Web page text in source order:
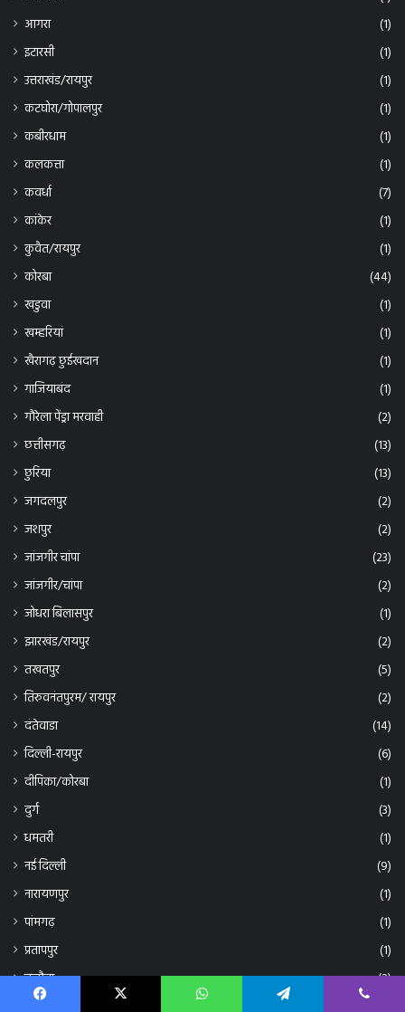
आगरा
(1)
इटारसी
(1)
उत्तराखंड/रायपुर
(1)
कटघोरा/गोपालपुर
(1)
कबीरधाम
(1)
कलकत्ता
(1)
कवर्धा
(7)
कांकेर
(1)
कुवैत/रायपुर
(1)
कोरबा
(44)
खडुवा
(1)
खम्हरियां
(1)
खैरागढ़ छुईखदान
(1)
गाजियाबंद
(1)
गौरेला पेंड्रा मरवाही
(2)
छत्तीसगढ़
(13)
छुरिया
(13)
जगदलपुर
(2)
जशपुर
(2)
जांजगीर चांपा
(23)
जांजगीर/चांपा
(2)
जोधरा बिलासपुर
(1)
झारखंड/रायपुर
(2)
तखतपुर
(5)
तिरुवनंतपुरम/ रायपुर
(2)
दंतेवाडा
(14)
दिल्ली-रायपुर
(6)
दीपिका/कोरबा
(1)
दुर्ग
(3)
धमतरी
(1)
नई दिल्ली
(9)
नारायणपुर
(1)
पांमगढ़
(1)
प्रतापपुर
(1)
बलौदा
(2)
बलौदा बाजार